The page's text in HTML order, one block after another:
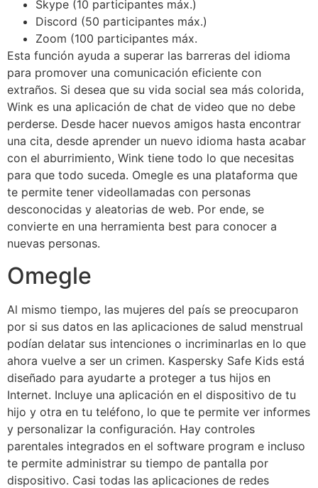
Skype (10 participantes máx.)
Discord (50 participantes máx.)
Zoom (100 participantes máx.
Esta función ayuda a superar las barreras del idioma
para promover una comunicación eficiente con
extraños. Si desea que su vida social sea más colorida,
Wink es una aplicación de chat de video que no debe
perderse. Desde hacer nuevos amigos hasta encontrar
una cita, desde aprender un nuevo idioma hasta acabar
con el aburrimiento, Wink tiene todo lo que necesitas
para que todo suceda. Omegle es una plataforma que
te permite tener videollamadas con personas
desconocidas y aleatorias de web. Por ende, se
convierte en una herramienta best para conocer a
nuevas personas.
Omegle
Al mismo tiempo, las mujeres del país se preocuparon
por si sus datos en las aplicaciones de salud menstrual
podían delatar sus intenciones o incriminarlas en lo que
ahora vuelve a ser un crimen. Kaspersky Safe Kids está
diseñado para ayudarte a proteger a tus hijos en
Internet. Incluye una aplicación en el dispositivo de tu
hijo y otra en tu teléfono, lo que te permite ver informes
y personalizar la configuración. Hay controles
parentales integrados en el software program e incluso
te permite administrar su tiempo de pantalla por
dispositivo. Casi todas las aplicaciones de redes